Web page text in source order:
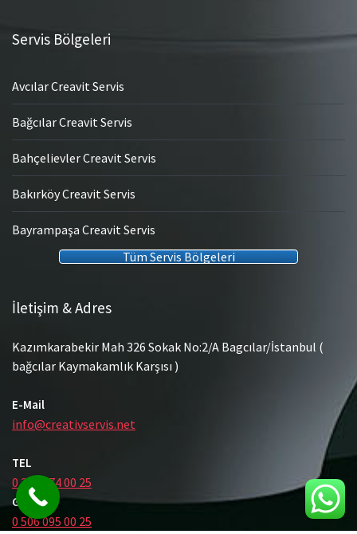
Servis Bölgeleri
Avcılar Creavit Servis
Bağcılar Creavit Servis
Bahçelievler Creavit Servis
Bakırköy Creavit Servis
Bayrampaşa Creavit Servis
Tüm Servis Bölgeleri
İletişim & Adres
Kazımkarabekir Mah 326 Sokak No:2/A Bagcılar/İstanbul (
bağcılar Kaymakamlık Karşısı )
E-Mail
info@creativservis.net
TEL
0 212 474 00 25
GSM
0 506 095 00 25